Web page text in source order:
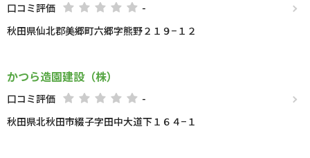
口コミ評価
-
秋田県仙北郡美郷町六郷字熊野２１９−１２
かつら造園建設（株）
口コミ評価
-
秋田県北秋田市綴子字田中大道下１６４−１